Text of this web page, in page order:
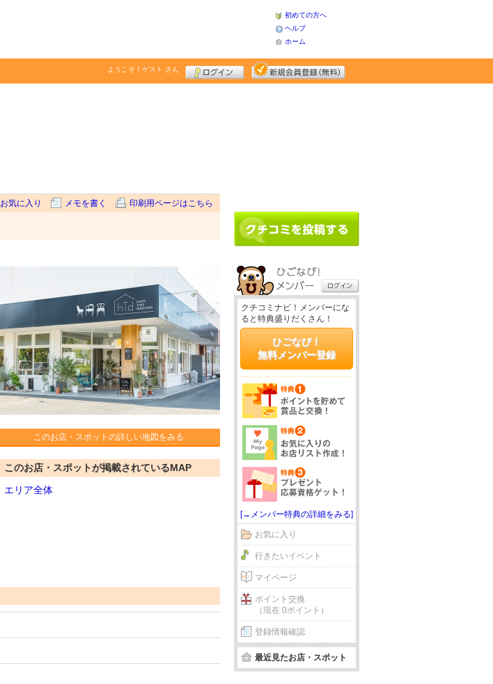
初めての方へ
ヘルプ
ホーム
ようこそ！ ゲスト さん
お気に入り メモを書く 印刷用ページはこちら
このお店・スポットの詳しい地図をみる
このお店・スポットが掲載されているMAP
エリア全体
クチコミナビ！メンバーにな
ると特典盛りだくさん！
ひごなび！
無料メンバー登録
[→メンバー特典の詳細をみる]
お気に入り
行きたいイベント
マイページ
ポイント交換
（現在 0ポイント）
登録情報確認
最近見たお店・スポット